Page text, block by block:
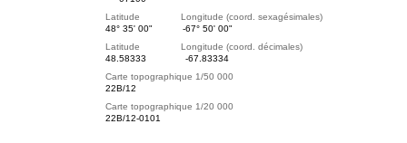
Latitude Longitude (coord. sexagésimales)
48° 35' 00"
-67° 50' 00"
Latitude Longitude (coord. décimales)
48.58333
-67.83334
Carte topographique 1/50 000
22B/12
Carte topographique 1/20 000
22B/12-0101